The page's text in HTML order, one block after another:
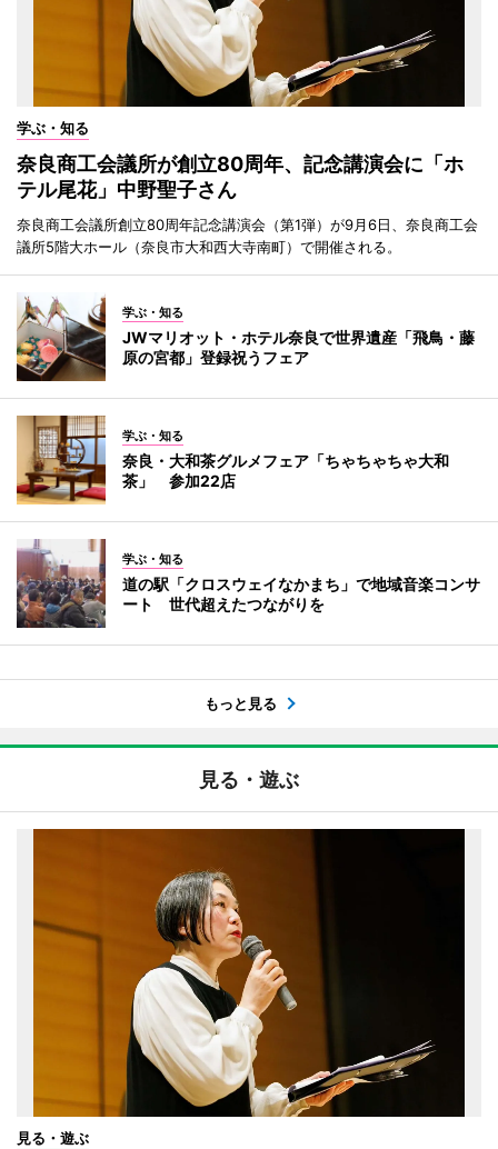
学ぶ・知る
奈良商工会議所が創立80周年、記念講演会に「ホ
テル尾花」中野聖子さん
奈良商工会議所創立80周年記念講演会（第1弾）が9月6日、奈良商工会
議所5階大ホール（奈良市大和西大寺南町）で開催される。
学ぶ・知る
JWマリオット・ホテル奈良で世界遺産「飛鳥・藤
原の宮都」登録祝うフェア
学ぶ・知る
奈良・大和茶グルメフェア「ちゃちゃちゃ大和
茶」 参加22店
学ぶ・知る
道の駅「クロスウェイなかまち」で地域音楽コンサ
ート 世代超えたつながりを
もっと見る
見る・遊ぶ
見る・遊ぶ